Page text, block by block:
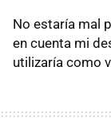
No estaría mal
en cuenta mi
utilizaría como